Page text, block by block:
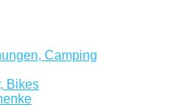
Camping
Bikes